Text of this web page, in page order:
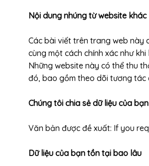
Nội dung nhúng từ website khác
Các bài viết trên trang web này
cùng một cách chính xác như
Những website này có thể thu
đó, bao gồm theo dõi tương tác
Chúng tôi chia sẻ dữ liệu của
Văn bản được đề xuất: If you
Dữ liệu của bạn tồn tại bao lâu